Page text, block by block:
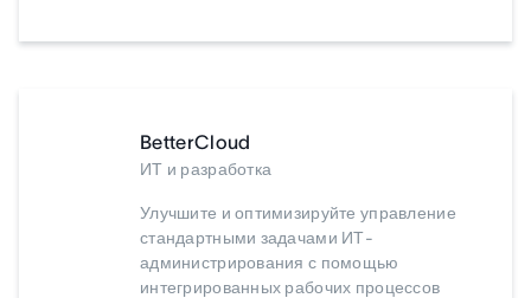
BetterCloud
ИТ и разработка
Улучшите и оптимизируйте управление
стандартными задачами ИТ-
администрирования с помощью
интегрированных рабочих процессов